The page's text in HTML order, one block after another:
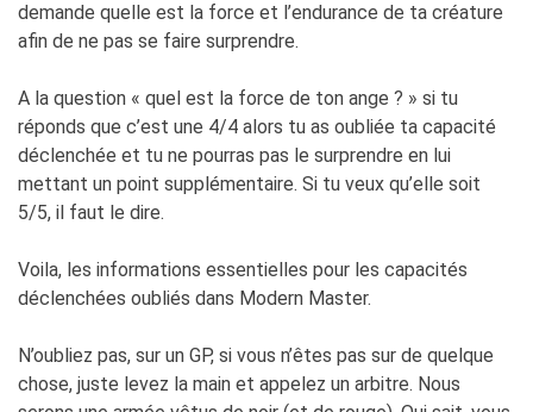
demande quelle est la force et l’endurance de ta créature
afin de ne pas se faire surprendre.
A la question « quel est la force de ton ange ? » si tu
réponds que c’est une 4/4 alors tu as oubliée ta capacité
déclenchée et tu ne pourras pas le surprendre en lui
mettant un point supplémentaire. Si tu veux qu’elle soit
5/5, il faut le dire.
Voila, les informations essentielles pour les capacités
déclenchées oubliés dans Modern Master.
N’oubliez pas, sur un GP, si vous n’êtes pas sur de quelque
chose, juste levez la main et appelez un arbitre. Nous